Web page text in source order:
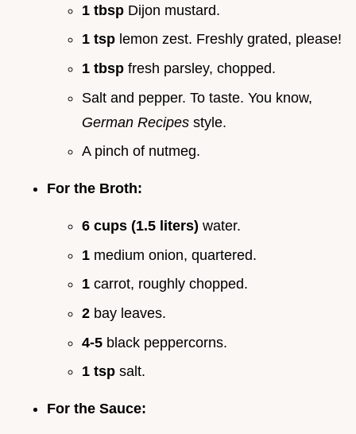
1 tbsp Dijon mustard.
1 tsp lemon zest. Freshly grated, please!
1 tbsp fresh parsley, chopped.
Salt and pepper. To taste. You know,
German Recipes style.
A pinch of nutmeg.
For the Broth:
6 cups (1.5 liters) water.
1 medium onion, quartered.
1 carrot, roughly chopped.
2 bay leaves.
4-5 black peppercorns.
1 tsp salt.
For the Sauce: